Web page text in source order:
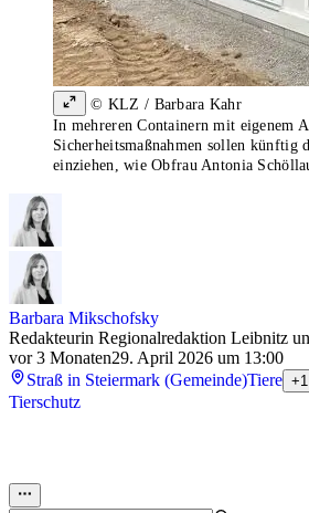
© KLZ / Barbara Kahr
In mehreren Containern mit eigenem
Sicherheitsmaßnahmen sollen künftig
einziehen, wie Obfrau Antonia
Barbara Mikschofsky
Redakteurin Regionalredaktion Leibnitz
vor 3 Monaten29. April 2026 um 13:00
Straß in Steiermark (Gemeinde)Tiere +1
Tierschutz